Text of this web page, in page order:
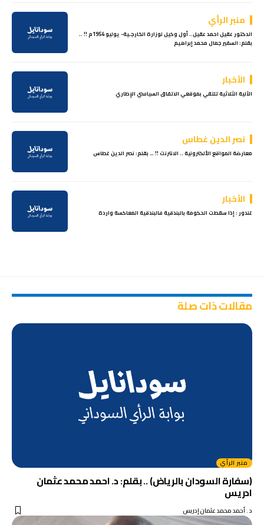
منبر الرأي
الدكتور عقيل احمد عقيل.. أول وكيل لوزارة الخارجـية- يوليو 1954م !! ..
بقلم: السفير جمال محمد إبراهيم
الأخبار
الآلية الثلاثية تلتقي بموقعي الاتفاق السياسي الإطاري
نصر الدين غطاس
معارضة المواقع الألكترونية .. الانترنت !! … بقلم: نصر الدين غطاس
الأخبار
غندور : إذا سقطت الحكومة بالبندقية فالبندقية المعاكسة واردة
مقالات ذات صلة
منبر الرأي
(سفارة السودان بالرياض) .. بقلم: د. احمد محمد عثمان
ادريس
د . أحمد محمد عثمان إدريس